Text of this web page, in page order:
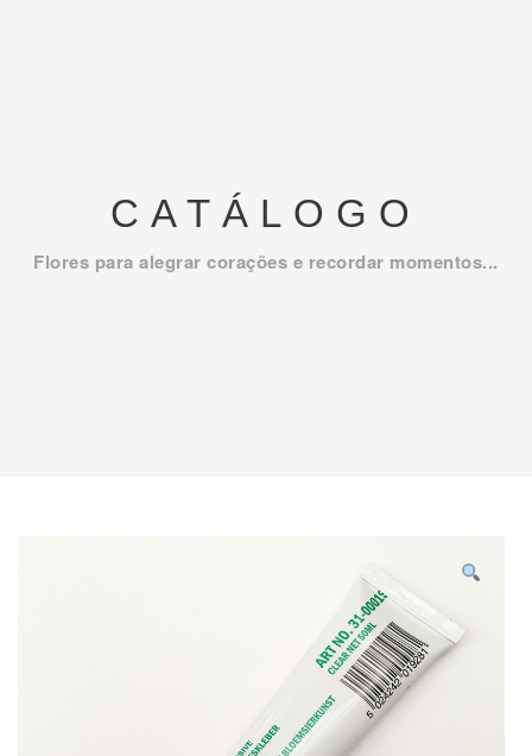
CATÁLOGO
Flores para alegrar corações e recordar momentos...